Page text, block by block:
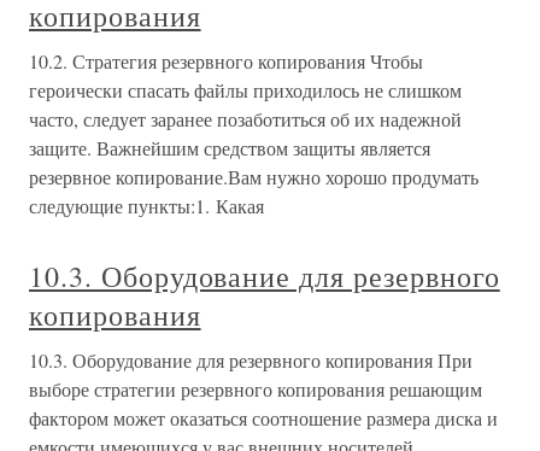
копирования
10.2. Стратегия резервного копирования Чтобы
героически спасать файлы приходилось не слишком
часто, следует заранее позаботиться об их надежной
защите. Важнейшим средством защиты является
резервное копирование.Вам нужно хорошо продумать
следующие пункты:1. Какая
10.3. Оборудование для резервного
копирования
10.3. Оборудование для резервного копирования При
выборе стратегии резервного копирования решающим
фактором может оказаться соотношение размера диска и